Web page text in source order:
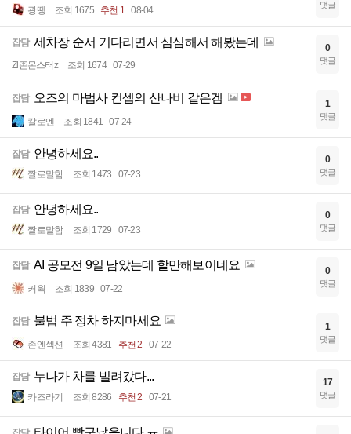
광땡 조회 1675 추천 1 08-04 댓글
잡담 세차장 순서 기다리면서 심심해서 해봤는데
Zl존몬스터z 조회 1674 07-29
0
댓글
잡담 오즈의 마법사 컨셉의 산나비 같은겜
칼로엔 조회 1841 07-24
1
댓글
잡담 안녕하세요..
짤로말함 조회 1473 07-23
0
댓글
잡담 안녕하세요..
짤로말함 조회 1729 07-23
0
댓글
잡담 AI 공모전 9일 남았는데 할만해보이네요
커웍 조회 1839 07-22
0
댓글
잡담 불법 주 정차 하지마세요
존엔섹션 조회 4381 추천 2 07-22
1
댓글
잡담 누나가 차를 빌려갔다...
카즈라기 조회 8286 추천 2 07-21
17
댓글